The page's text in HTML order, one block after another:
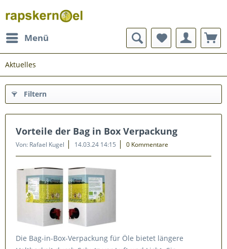
Menü
Aktuelles
Filtern
Vorteile der Bag in Box Verpackung
Von: Rafael Kugel 14.03.24 14:15 0 Kommentare
Die Bag-in-Box-Verpackung für Öle bietet längere